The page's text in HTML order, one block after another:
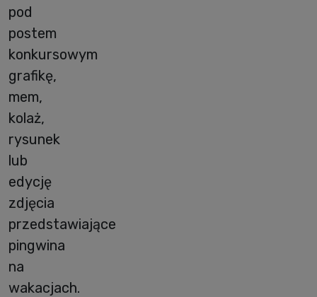
pod
postem
konkursowym
grafikę,
mem,
kolaż,
rysunek
lub
edycję
zdjęcia
przedstawiające
pingwina
na
wakacjach.